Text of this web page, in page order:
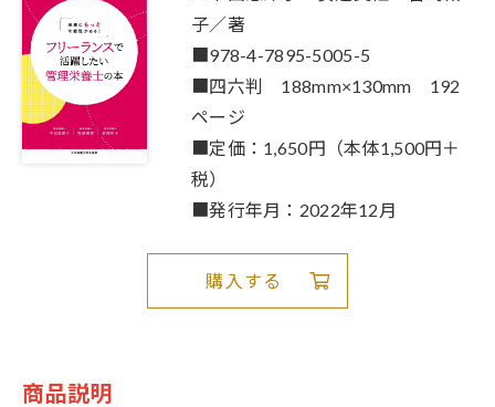
子／著
■978-4-7895-5005-5
■四六判 188mm×130mm 192
ページ
■定価：1,650円（本体1,500円＋
税）
■発行年月：2022年12月
購入する
商品説明